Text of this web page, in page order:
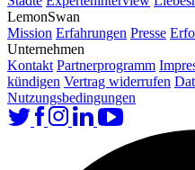
LemonSwan
Mission Erfahrungen Presse
Unternehmen
Kontakt Partnerprogramm
kündigen Vertrag widerrufen
Nutzungsbedingungen